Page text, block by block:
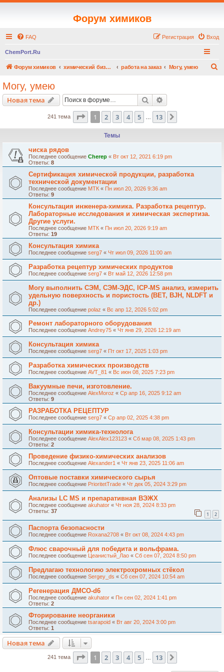
Форум химиков
FAQ Вход
Регистрация
ChemPort.Ru
Форум химиков химический бизнес / chemical business работа на заказ Могу, умею
Могу, умею
Новая тема Поиск
241 тема Страница из 13
1 2 3 4 5 13
Темы
чиска рядов
Последнее сообщение Cherep « Вт окт 12, 2021 6:19 pm
Ответы: 8
Сертификация химической продукции, разработка
технической документации
Последнее сообщение МТК « Пн июл 20, 2026 9:36 am
Ответы: 9
Консультация инженера-химика. Разработка рецептур.
Лабораторные исследования и химическая экспертиза.
Другие услуги.
Последнее сообщение МТК « Пн июл 20, 2026 9:19 am
Ответы: 19
Консультация химика
Последнее сообщение serg7 « Чт июл 09, 2026 11:00 am
Разработка рецептур химических продуктов
Последнее сообщение serg7 « Вт май 12, 2026 12:58 pm
Могу выполнить СЭМ, СЭМ-ЭДС, ICP-MS анализ, измерить
удельную поверхность и пористость (BET, BJH, NLDFT и
др.)
Последнее сообщение polaz « Вс апр 12, 2026 5:02 pm
Ремонт лабораторного оборудования
Последнее сообщение Andrey75 « Чт янв 29, 2026 12:19 am
Консультация химика
Последнее сообщение serg7 « Пт окт 17, 2025 1:03 pm
Разработка химических производств
Последнее сообщение AVT_81 « Вс июн 08, 2025 7:23 pm
Вакуумные печи, изготовление.
Последнее сообщение AlexMoroz « Ср апр 16, 2025 9:12 am
Ответы: 9
РАЗРАБОТКА РЕЦЕПТУР
Последнее сообщение serg7 « Ср апр 02, 2025 4:38 pm
Консультации химика-технолога
Последнее сообщение AlexAlex123123 « Сб мар 08, 2025 1:43 pm
Ответы: 2
Проведение физико-химических анализов
Последнее сообщение Alexander1 « Чт янв 23, 2025 11:06 am
Оптовые поставки химического сырья
Последнее сообщение PrioritetTrade « Чт дек 05, 2024 3:29 pm
Анализы LC MS и препаративная ВЭЖХ
Последнее сообщение akuhator « Чт ноя 28, 2024 8:33 pm
Ответы: 37 1 2
Паспорта безопасности
Последнее сообщение Roxana2708 « Вт окт 08, 2024 4:43 pm
Флюс сварочный для победита и вольфрама.
Последнее сообщение Цеанистый_Лао « Сб сен 07, 2024 8:50 pm
Предлагаю технологию электрохромных стёкол
Последнее сообщение Sergey_ds « Сб сен 07, 2024 10:54 am
Регенерация ДМСО-d6
Последнее сообщение akuhator « Пн сен 02, 2024 1:41 pm
Ответы: 2
Фторирование неорганики
Последнее сообщение tsarapoid « Вт авг 20, 2024 3:00 pm
Ответы: 1
Новая тема
241 тема Страница из 13
1 2 3 4 5 13